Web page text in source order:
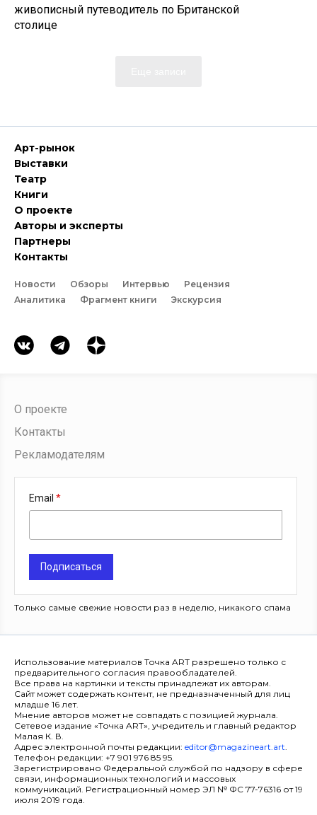
живописный путеводитель по Британской
столице
Арт-рынок
Выставки
Театр
Книги
О проекте
Авторы и эксперты
Партнеры
Контакты
Новости Обзоры Интервью
Рецензия
Аналитика
Фрагмент книги Экскурсия
О проекте
Контакты
Рекламодателям
Email
Подписаться
Только самые свежие новости раз в неделю, никакого спама
Использование материалов Точка ART разрешено только с
предварительного согласия правообладателей.
Все права на картинки и тексты принадлежат их авторам.
Сайт может содержать контент, не предназначенный для лиц
младше 16 лет.
Мнение авторов может не совпадать с позицией журнала.
Сетевое издание «Точка ART», учредитель и главный редактор
Малая К. В.
Адрес электронной почты редакции: editor@magazineart.art.
Телефон редакции: +7 901 976 85 95.
Зарегистрировано Федеральной службой по надзору в сфере
связи, информационных технологий и массовых
коммуникаций. Регистрационный номер ЭЛ № ФС 77-76316 от 19
июля 2019 года.